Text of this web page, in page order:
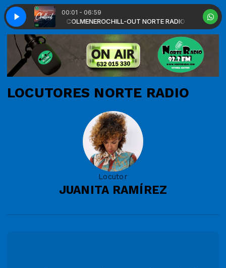
00:01 - 06:59
con JUAN CARLOS COLMENEROCHILL-OUT NORTE RADIO con JUAN
- Orange and Red / 0Nuevo int鲰rete (44) - Guernica -
LOCUTORES NORTE RADIO
Locutor
JUANITA RAMÍREZ